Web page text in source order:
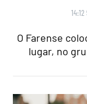
O Farense
lugar, no